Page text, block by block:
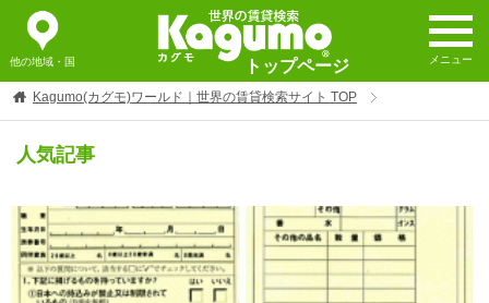
他の地域・国 メニュー
トップページ
Kagumo(カグモ)ワールド｜世界の賃貸検索サイト TOP
人気記事